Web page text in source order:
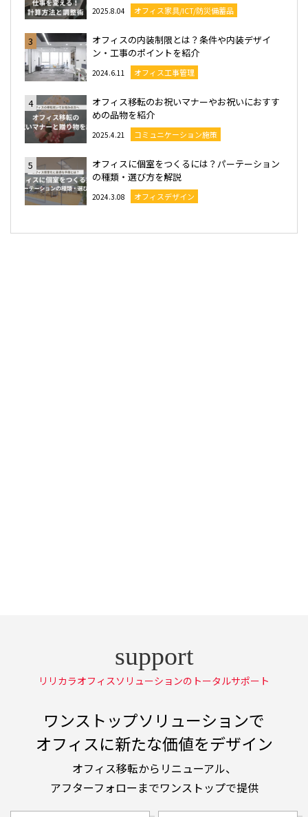
2025.8.04 オフィス家具/ICT/防災備蓄品
3
オフィスの内装制限とは？条件や内装デザイ
ン・工事のポイントを紹介
2024.6.11 オフィス工事管理
4
オフィス移転のお祝いマナーやお祝いにおすす
めの品物を紹介
2025.4.21 コミュニケーション施策
5
オフィスに個室をつくるには？パーテーション
の種類・選び方を解説
2024.3.08 オフィスデザイン
リリカラオフィスソリューションのトータルサポート
ワンストップソリューションで
オフィスに新たな価値をデザイン
オフィス移転からリニューアル、
アフターフォローまでワンストップで提供